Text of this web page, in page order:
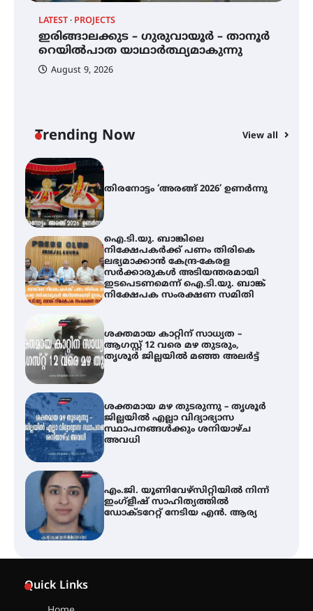
LATEST PROJECTS
ഇരിങ്ങാലക്കുട – ഗുരുവായൂർ – താനൂർ
റെയിൽപാത യാഥാർത്ഥ്യമാകുന്നു
August 9, 2026
Trending Now View all
എം.ജി. യൂണിവേഴ്‌സിറ്റിയിൽ നിന്ന്
ഇംഗ്ളീഷ് സാഹിത്യത്തിൽ
ഡോക്ടറേറ്റ് നേടിയ എൻ. ആര്യ
തിരനോട്ടം ‘അരങ്ങ് 2026’ ഉണർന്നു
ഐ.ടി.യു. ബാങ്കിലെ
നിക്ഷേപകർക്ക് പണം തിരികെ
ലഭ്യമാക്കാൻ കേന്ദ്ര-കേരള
സർക്കാരുകൾ അടിയന്തരമായി
ഇടപെടണമെന്ന് ഐ.ടി.യു. ബാങ്ക്
നിക്ഷേപക സംരക്ഷണ സമിതി
ശക്തമായ കാറ്റിന് സാധ്യത –
ആഗസ്റ്റ് 12 വരെ മഴ തുടരും,
തൃശൂർ ജില്ലയിൽ മഞ്ഞ അലർട്ട്
ശക്തമായ മഴ തുടരുന്നു – തൃശൂർ
ജില്ലയിൽ എല്ലാ വിദ്യാഭ്യാസ
സ്ഥാപനങ്ങൾക്കും ശനിയാഴ്ച
അവധി
എം.ജി. യൂണിവേഴ്‌സിറ്റിയിൽ നിന്ന്
ഇംഗ്ളീഷ് സാഹിത്യത്തിൽ
ഡോക്ടറേറ്റ് നേടിയ എൻ. ആര്യ
Quick Links